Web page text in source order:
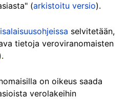
(arkistoitu versio).
selvitetään,
tietoja veroviranomaisten
on oikeus saada
verolakeihin